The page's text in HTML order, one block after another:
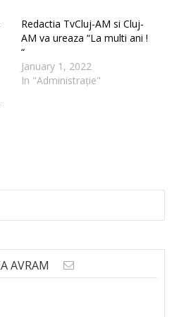
Redactia TvCluj-AM si Cluj-
AM va ureaza “La multi ani !
“
January 1, 2022
In "Administrație"
AVRAM